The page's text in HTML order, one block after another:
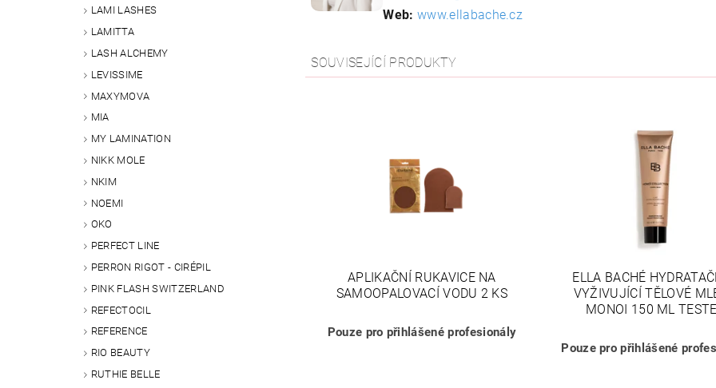
LAMI LASHES
LAMITTA
LASH ALCHEMY
LEVISSIME
MAXYMOVA
MIA
MY LAMINATION
NIKK MOLE
NKIM
NOEMI
OKO
PERFECT LINE
PERRON RIGOT - CIRÉPIL
PINK FLASH SWITZERLAND
REFECTOCIL
REFERENCE
RIO BEAUTY
RUTHIE BELLE
Web: www.ellabache.cz
SOUVISEJÍCÍ PRODUKTY
APLIKAČNÍ RUKAVICE NA
SAMOOPALOVACÍ VODU 2 KS
Pouze pro přihlášené profesionály
ELLA BACHÉ
VYŽIVUJÍCÍ TĚLOVÉ
MONOI 150 ML
Pouze pro přihlášené